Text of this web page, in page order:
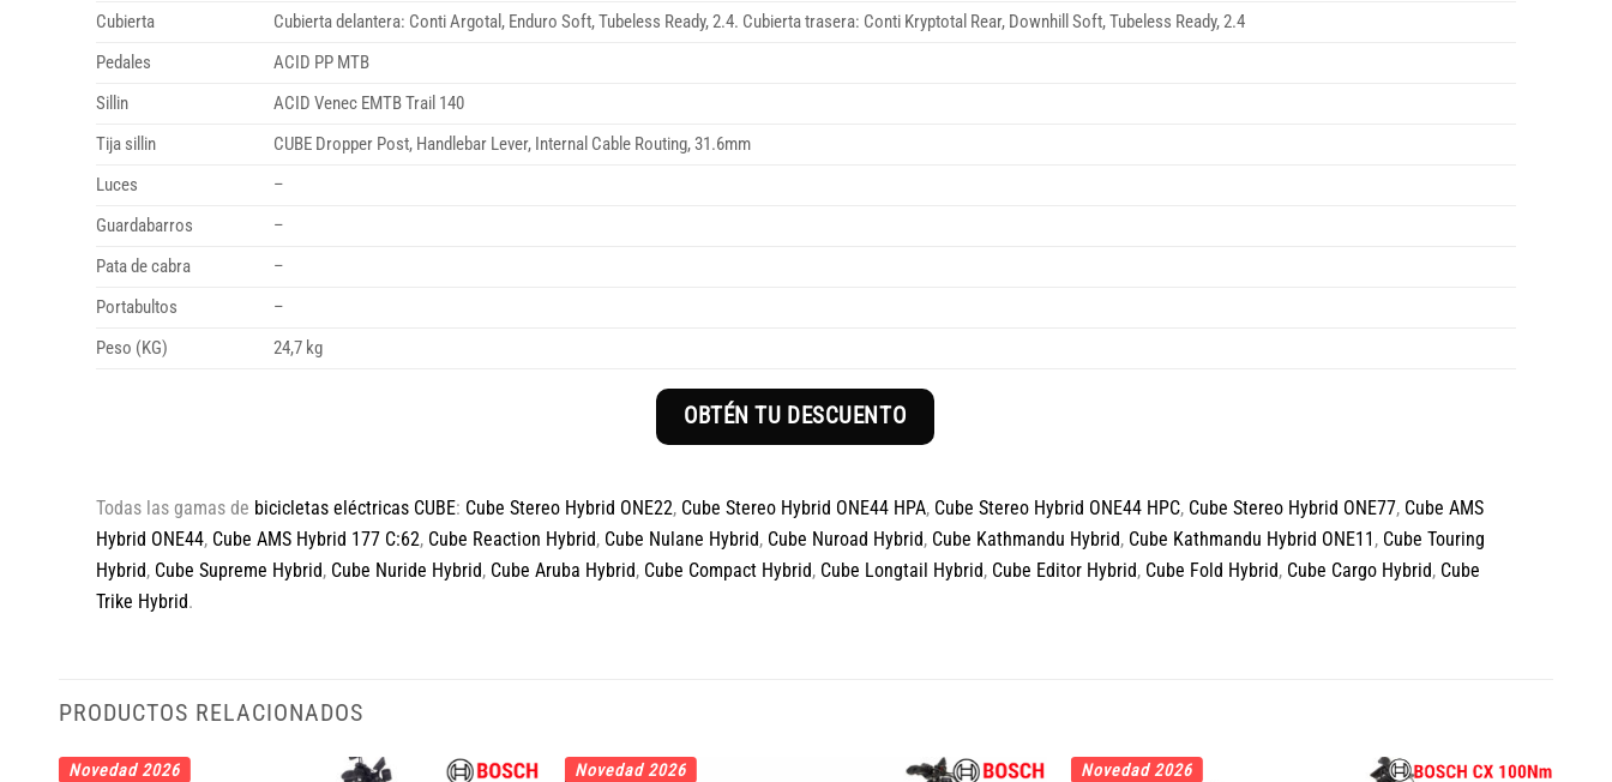
Cubierta
Cubierta delantera: Conti Argotal, Enduro Soft, Tubeless Ready, 2.4. Cubierta trasera: Conti Kryptotal Rear, Downhill Soft, Tubeless Ready, 2.4
Pedales
ACID PP MTB
Sillin
ACID Venec EMTB Trail 140
Tija sillin
CUBE Dropper Post, Handlebar Lever, Internal Cable Routing, 31.6mm
Luces
–
Guardabarros
–
Pata de cabra
–
Portabultos
–
Peso (KG)
24,7 kg
OBTÉN TU DESCUENTO
Todas las gamas de bicicletas eléctricas CUBE: Cube Stereo Hybrid ONE22, Cube Stereo Hybrid ONE44 HPA, Cube Stereo Hybrid ONE44 HPC, Cube Stereo Hybrid ONE77, Cube AMS
Hybrid ONE44, Cube AMS Hybrid 177 C:62, Cube Reaction Hybrid, Cube Nulane Hybrid, Cube Nuroad Hybrid, Cube Kathmandu Hybrid, Cube Kathmandu Hybrid ONE11 , Cube Touring
Hybrid, Cube Supreme Hybrid, Cube Nuride Hybrid, Cube Aruba Hybrid, Cube Compact Hybrid, Cube Longtail Hybrid, Cube Editor Hybrid, Cube Fold Hybrid, Cube Cargo Hybrid, Cube
Trike Hybrid.
PRODUCTOS RELACIONADOS
Novedad 2026 Novedad 2026 Novedad 2026